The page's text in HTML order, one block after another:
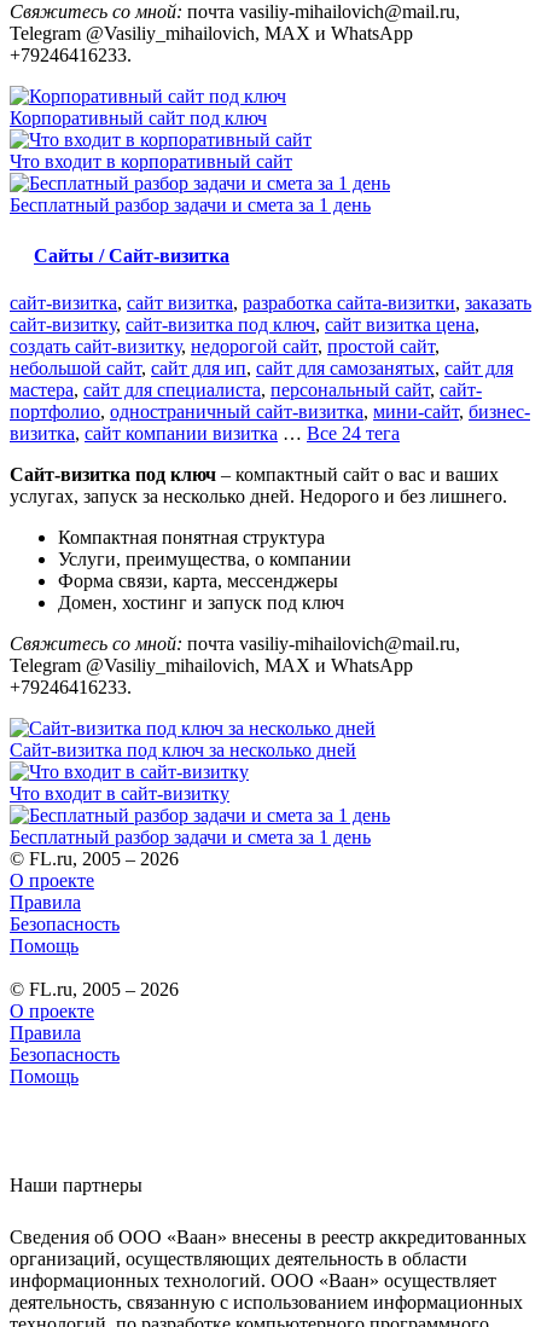
Свяжитесь со мной: почта vasiliy-mihailovich@mail.ru,
Telegram @Vasiliy_mihailovich, MAX и WhatsApp
+79246416233.
Корпоративный сайт под ключ
Что входит в корпоративный сайт
Бесплатный разбор задачи и смета за 1 день
Сайты / Сайт-визитка
сайт-визитка, сайт визитка, разработка сайта-визитки, заказать
сайт-визитку, сайт-визитка под ключ, сайт визитка цена,
создать сайт-визитку, недорогой сайт, простой сайт,
небольшой сайт, сайт для ип, сайт для самозанятых, сайт для
мастера, сайт для специалиста, персональный сайт, сайт-
портфолио, одностраничный сайт-визитка, мини-сайт, бизнес-
визитка, сайт компании визитка … Все 24 тега
Сайт-визитка под ключ – компактный сайт о вас и ваших
услугах, запуск за несколько дней. Недорого и без лишнего.
Компактная понятная структура
Услуги, преимущества, о компании
Форма связи, карта, мессенджеры
Домен, хостинг и запуск под ключ
Свяжитесь со мной: почта vasiliy-mihailovich@mail.ru,
Telegram @Vasiliy_mihailovich, MAX и WhatsApp
+79246416233.
Сайт-визитка под ключ за несколько дней
Что входит в сайт-визитку
Бесплатный разбор задачи и смета за 1 день
© FL.ru, 2005 – 2026
О проекте
Правила
Безопасность
Помощь
© FL.ru, 2005 – 2026
О проекте
Правила
Безопасность
Помощь
Наши партнеры
Сведения об ООО «Ваан» внесены в реестр аккредитованных
организаций, осуществляющих деятельность в области
информационных технологий. ООО «Ваан» осуществляет
деятельность, связанную с использованием информационных